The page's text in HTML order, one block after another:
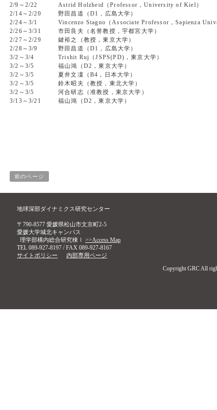
2/9～2/22
Astrid Holzheid（Professor，University of Kiel）
2/14～2/20
野田昌道（D1，広島大学）
2/24～3/1
Vincenzo Stagno（Associate Professor，Sapienza
2/26～3/31
市田良夫（名誉教授，宇都宮大学）
2/27～2/29
鍵裕之（教授，東京大学）
2/28～3/9
野田昌道（D1，広島大学）
3/2～3/4
Trishit Ruj（JSPS(PD)，東京大学）
3/2～3/5
福山鴻（D2，東京大学）
3/2～3/5
夏井文凜（B4，日本大学）
3/2～3/5
鈴木昭夫（教授，東北大学）
3/2～3/5
河合研志（准教授，東京大学）
3/13～3/21
福山鴻（D2，東京大学）
前のページ
地球深部ダイナミクス研究センター
〒790-8577 愛媛県松山市文京町2-5
愛媛大学城北キャンパス
理学部構内総合研究棟Ⅰ >>Access Map
TEL 089-927-8197 / FAX 089-927-8167
サイトポリシー
内部専用ページ
Copyright GRC All